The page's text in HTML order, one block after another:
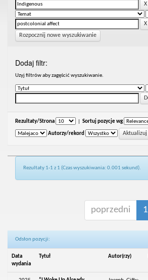
Rozpocznij nowe wyszukiwanie
Dodaj filtr:
Uzyj filtrów aby zagęścić wyszukiwanie.
Rezultaty/Strona Sortuj pozycje wg
Autorzy/rekord
Rezultaty 1-1 z 1 (Czas wyszukiwania: 0.001 sekund).
poprzedni 1
Odsłon pozycji:
Data
wydania
Tytuł Autor(rzy)